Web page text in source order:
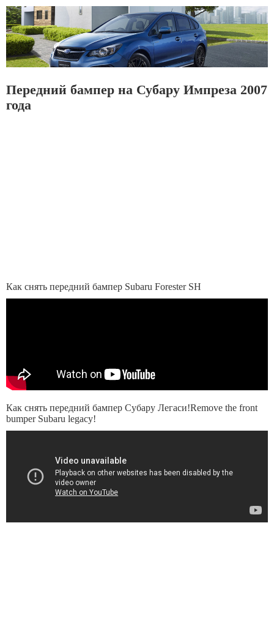
Передний бампер на Субару Импреза 2007
года
Как снять передний бампер Subaru Forester SH
Как снять передний бампер Субару Легаси!Remove the front
bumper Subaru legacy!